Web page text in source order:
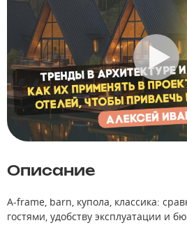
Описание
A-frame, barn, купола, классика:
гостями, удобству эксплуатации и